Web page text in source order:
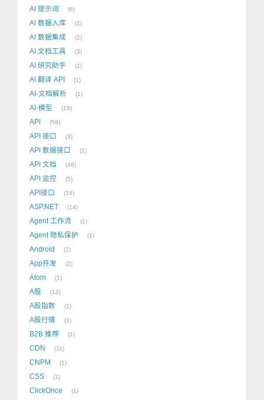
AI 提示词 6
AI 数据入库 1
AI 数据集成 2
AI 文档工具 3
AI 研究助手 1
AI 翻译 API 1
AI-文档解析 1
AI-模型 19
API 59
API 接口 3
API 数据接口 1
API 文档 48
API 监控 5
API接口 18
ASP.NET 14
Agent 工作流 1
Agent 隐私保护 1
Android 2
App开发 2
Atom 1
A股 12
A股指数 1
A股行情 1
B2B 推荐 1
CDN 11
CNPM 1
CSS 1
ClickOnce 1